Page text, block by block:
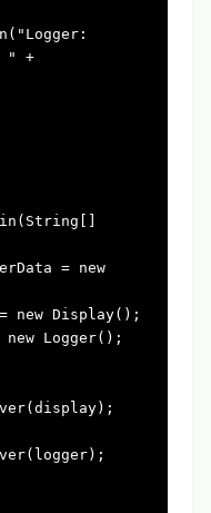
"Logger:
"
+
= new
= new Display();
new Logger();